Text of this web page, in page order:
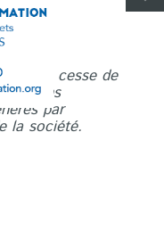
n’a de cesse de
besoins
par
la société.